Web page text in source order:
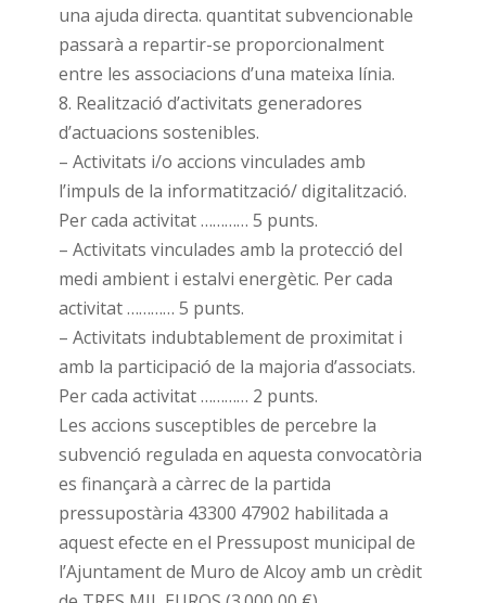
una ajuda directa. quantitat subvencionable
passarà a repartir-se proporcionalment
entre les associacions d’una mateixa línia.
8. Realització d’activitats generadores
d’actuacions sostenibles.
– Activitats i/o accions vinculades amb
l’impuls de la informatització/ digitalització.
Per cada activitat ………… 5 punts.
– Activitats vinculades amb la protecció del
medi ambient i estalvi energètic. Per cada
activitat ………… 5 punts.
– Activitats indubtablement de proximitat i
amb la participació de la majoria d’associats.
Per cada activitat ………… 2 punts.
Les accions susceptibles de percebre la
subvenció regulada en aquesta convocatòria
es finançarà a càrrec de la partida
pressupostària 43300 47902 habilitada a
aquest efecte en el Pressupost municipal de
l’Ajuntament de Muro de Alcoy amb un crèdit